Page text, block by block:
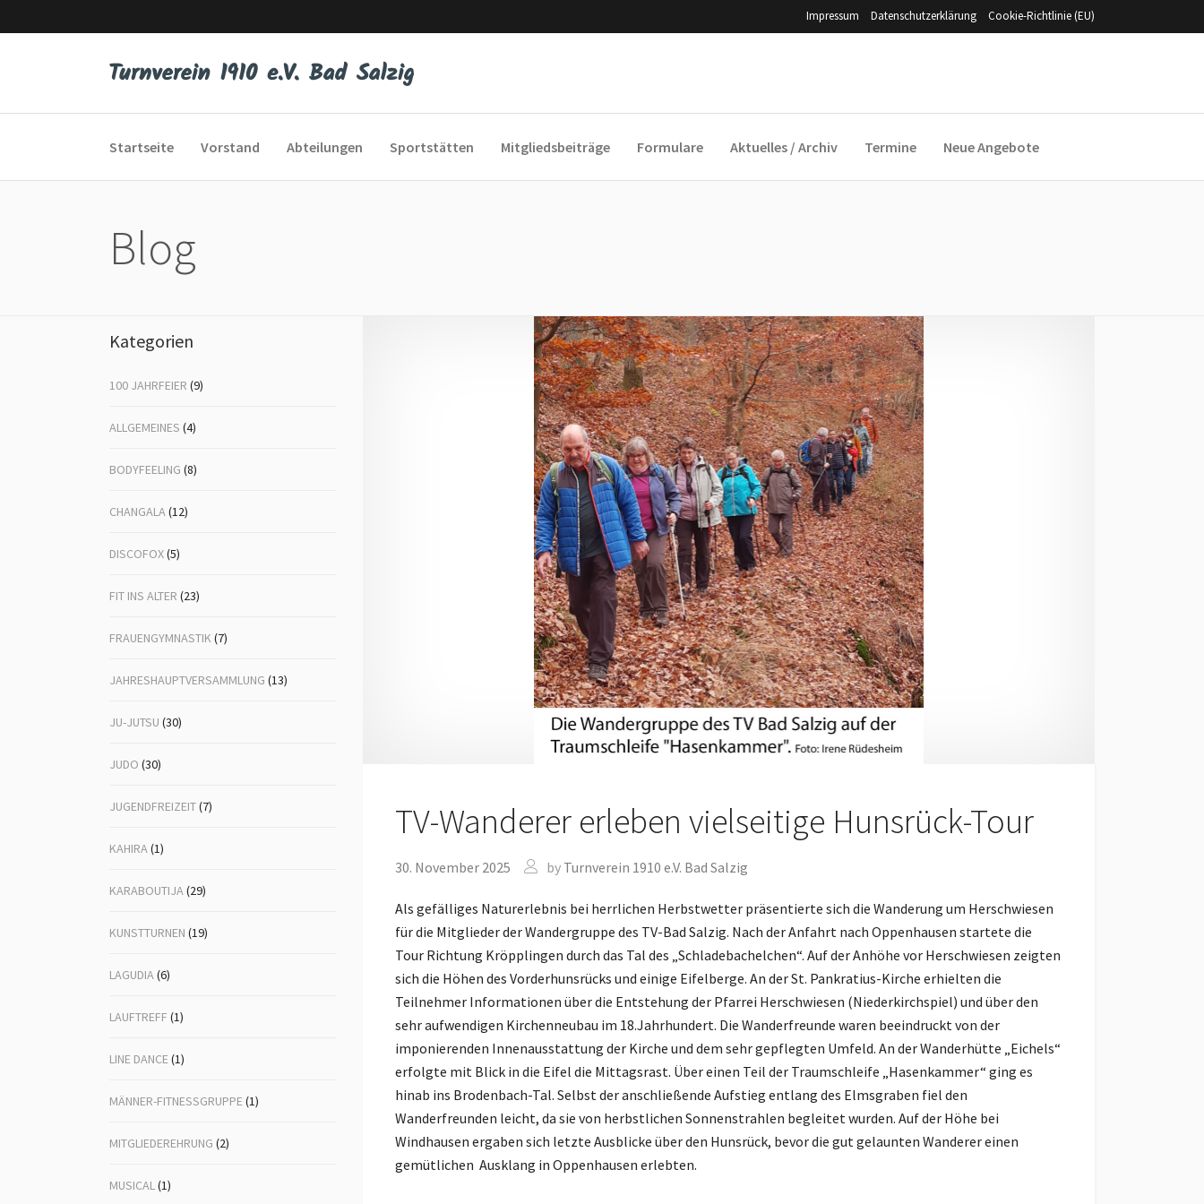
Impressum Datenschutzerklärung Cookie-Richtlinie (EU)
Startseite Vorstand Abteilungen
Eltern-Kind-Turnen
Kunstturnen
Volleyball
Sportstätten Mitgliedsbeiträge Formulare Aktuelles / Archiv Termine Neue Angebote
Blog
TV-Wanderer erleben vielseitige Hunsrück-Tour
30. November 2025 by Turnverein 1910 e.V. Bad Salzig
Als gefälliges Naturerlebnis bei herrlichen Herbstwetter präsentierte sich die Wanderung um Herschwiesen
für die Mitglieder der Wandergruppe des TV-Bad Salzig. Nach der Anfahrt nach Oppenhausen startete die
Tour Richtung Kröpplingen durch das Tal des „Schladebachelchen“. Auf der Anhöhe vor Herschwiesen zeigten
sich die Höhen des Vorderhunsrücks und einige Eifelberge. An der St. Pankratius-Kirche erhielten die
Teilnehmer Informationen über die Entstehung der Pfarrei Herschwiesen (Niederkirchspiel) und über den
sehr aufwendigen Kirchenneubau im 18.Jahrhundert. Die Wanderfreunde waren beeindruckt von der
imponierenden Innenausstattung der Kirche und dem sehr gepflegten Umfeld. An der Wanderhütte „Eichels“
erfolgte mit Blick in die Eifel die Mittagsrast. Über einen Teil der Traumschleife „Hasenkammer“ ging es
hinab ins Brodenbach-Tal. Selbst der anschließende Aufstieg entlang des Elmsgraben fiel den
Wanderfreunden leicht, da sie von herbstlichen Sonnenstrahlen begleitet wurden. Auf der Höhe bei
Windhausen ergaben sich letzte Ausblicke über den Hunsrück, bevor die gut gelaunten Wanderer einen
gemütlichen Ausklang in Oppenhausen erlebten.
Kategorien
100 JAHRFEIER (9)
ALLGEMEINES (4)
BODYFEELING (8)
CHANGALA(12)
DISCOFOX(5)
FIT INS ALTER (23)
FRAUENGYMNASTIK(7)
JAHRESHAUPTVERSAMMLUNG (13)
JU-JUTSU (30)
JUDO (30)
JUGENDFREIZEIT(7)
KAHIRA(1)
KARABOUTIJA(29)
KUNSTTURNEN (19)
LAGUDIA(6)
LAUFTREFF (1)
LINE DANCE(1)
MÄNNER-FITNESSGRUPPE(1)
MITGLIEDEREHRUNG (2)
MUSICAL(1)